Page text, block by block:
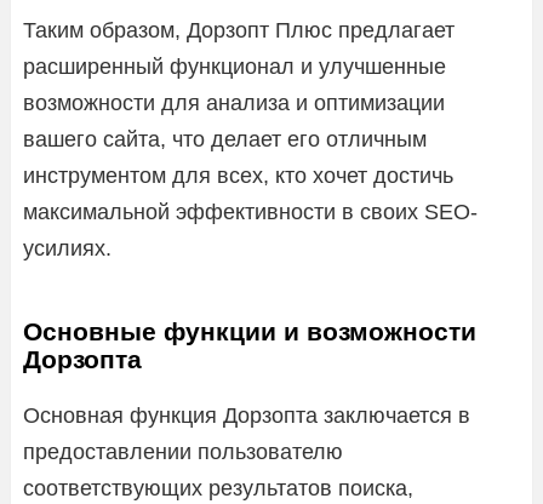
Таким образом, Дорзопт Плюс предлагает
расширенный функционал и улучшенные
возможности для анализа и оптимизации
вашего сайта, что делает его отличным
инструментом для всех, кто хочет достичь
максимальной эффективности в своих SEO-
усилиях.
Основные функции и возможности
Дорзопта
Основная функция Дорзопта заключается в
предоставлении пользователю
соответствующих результатов поиска,